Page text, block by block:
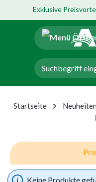
Hauptinhalt springen
Zur Navigation der
Exklusive
Startseite
Keine Produkte